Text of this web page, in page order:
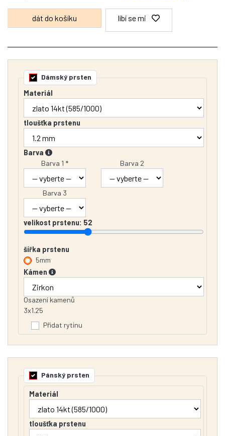
líbí se mi
Dámský prsten
Materiál
tloušťka prstenu
Barva
Barva 1 *
Barva 2
Barva 3
velikost prstenu: 52
šířka prstenu
5mm
Kámen
Osazení kamenů
3x1.25
Přidat rytinu
Pánský prsten
Materiál
tloušťka prstenu